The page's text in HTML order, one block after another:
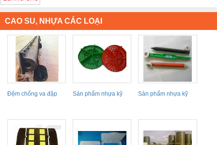
CAO SU, NHỰA CÁC LOẠI
Đệm chống va đập
Sản phẩm nhựa kỹ
Sản phẩm nhựa kỹ